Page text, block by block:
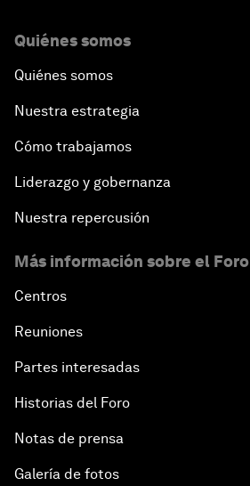
Quiénes somos
Quiénes somos
Nuestra estrategia
Cómo trabajamos
Liderazgo y gobernanza
Nuestra repercusión
Más información sobre el Foro
Centros
Reuniones
Partes interesadas
Historias del Foro
Notas de prensa
Galería de fotos